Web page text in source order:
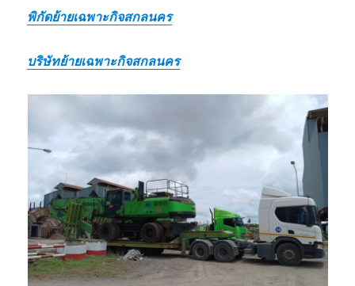
พิกัดย้ายเฉพาะกิจสกลนคร
บริษัทย้ายเฉพาะกิจสกลนคร